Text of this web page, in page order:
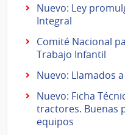
Nuevo: Ley
Integral
Comité Nacional
Trabajo Infantil
Nuevo: Llamados
Nuevo: Ficha
tractores. Buenas
equipos